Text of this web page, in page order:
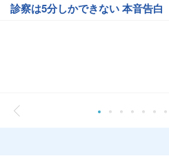
診察は5分しかできない 本音告白